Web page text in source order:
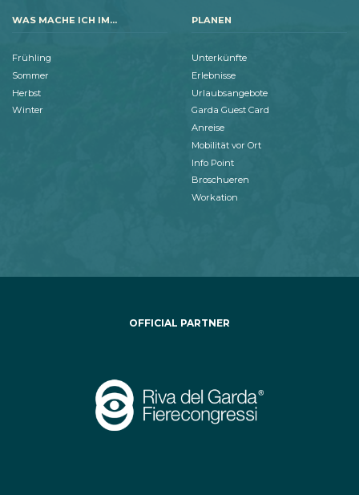
WAS MACHE ICH IM...
Frühling
Sommer
Herbst
Winter
PLANEN
Unterkünfte
Erlebnisse
Urlaubsangebote
Garda Guest Card
Anreise
Mobilität vor Ort
Info Point
Broschueren
Workation
OFFICIAL PARTNER